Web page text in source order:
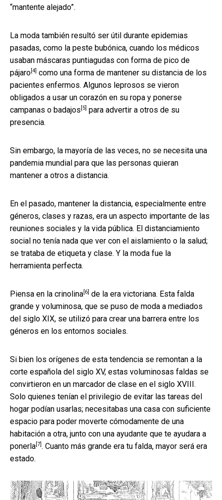
“mantente alejado”.
La moda también resultó ser útil durante epidemias
pasadas, como la peste bubónica, cuando los médicos
usaban máscaras puntiagudas con forma de pico de
pájaro [4] como una forma de mantener su distancia de los
pacientes enfermos. Algunos leprosos se vieron
obligados a usar un corazón en su ropa y ponerse
campanas o badajos [5] para advertir a otros de su
presencia.
Sin embargo, la mayoría de las veces, no se necesita una
pandemia mundial para que las personas quieran
mantener a otros a distancia.
En el pasado, mantener la distancia, especialmente entre
géneros, clases y razas, era un aspecto importante de las
reuniones sociales y la vida pública. El distanciamiento
social no tenía nada que ver con el aislamiento o la salud;
se trataba de etiqueta y clase. Y la moda fue la
herramienta perfecta.
Piensa en la crinolina [6] de la era victoriana. Esta falda
grande y voluminosa, que se puso de moda a mediados
del siglo XIX, se utilizó para crear una barrera entre los
géneros en los entornos sociales.
Si bien los orígenes de esta tendencia se remontan a la
corte española del siglo XV, estas voluminosas faldas se
convirtieron en un marcador de clase en el siglo XVIII.
Solo quienes tenían el privilegio de evitar las tareas del
hogar podían usarlas; necesitabas una casa con suficiente
espacio para poder moverte cómodamente de una
habitación a otra, junto con una ayudante que te ayudara a
ponerla [7] . Cuanto más grande era tu falda, mayor será era
estado.